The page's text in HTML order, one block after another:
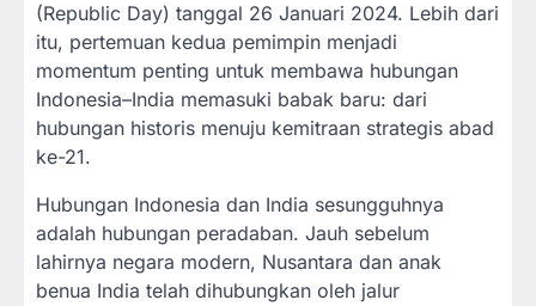
(Republic Day) tanggal 26 Januari 2024. Lebih dari
itu, pertemuan kedua pemimpin menjadi
momentum penting untuk membawa hubungan
Indonesia–India memasuki babak baru: dari
hubungan historis menuju kemitraan strategis abad
ke-21.
Hubungan Indonesia dan India sesungguhnya
adalah hubungan peradaban. Jauh sebelum
lahirnya negara modern, Nusantara dan anak
benua India telah dihubungkan oleh jalur